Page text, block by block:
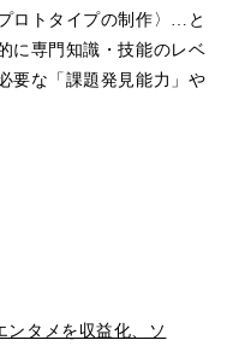
ロトタイプの制作〉…と
に専門知識・技能のレベ
要な「課題発見能力」や
ンタメを収益化、ソ